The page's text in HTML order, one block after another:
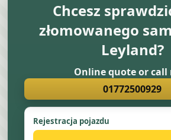
Chcesz
złomowanego
Leyland?
Online quote or call
01772500929
Rejestracja pojazdu